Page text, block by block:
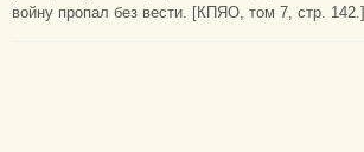
войну пропал без вести. [КПЯО, том 7, стр. 142.]